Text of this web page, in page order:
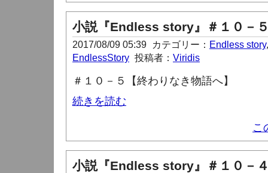
小説『Endless story』＃１０－
2017/08/09 05:39 カテゴリー： Endless story
EndlessStory 投稿者： Viridis
＃１０－５【終わりなき物語へ】
続きを読む
こ
小説『Endless story』＃１０－